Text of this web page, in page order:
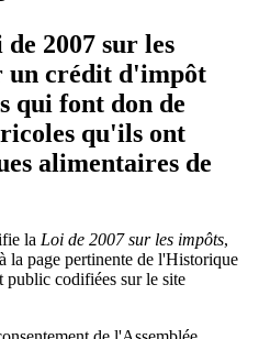
2007 sur les
un crédit d'impôt
qui font don de
qu'ils ont
alimentaires de
la Loi de 2007 sur les impôts,
la page pertinente de l'Historique
public codifiées sur le site